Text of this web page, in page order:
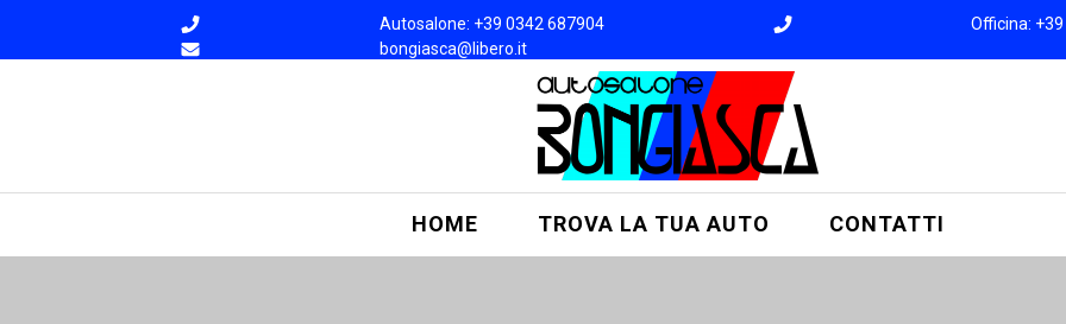
Autosalone: +39 0342 687904
Officina:
bongiasca@libero.it
HOME TROVA LA TUA AUTO CONTATTI